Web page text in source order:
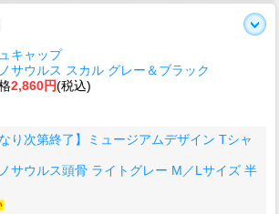
キャップ
サウルス スカル グレー＆ブラック
2,860円(税込)
なり次第終了】ミュージアムデザイン Tシャ
サウルス頭骨 ライトグレー M／Lサイズ 半